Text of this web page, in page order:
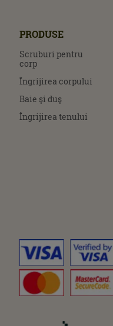
PRODUSE
Scruburi pentru
corp
Îngrijirea corpului
Baie şi duş
Îngrijirea tenului